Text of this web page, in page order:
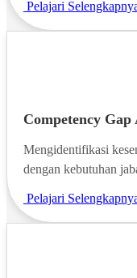
Pelajari
Competency Gap
Mengidentifikasi
dengan kebutuhan
Pelajari